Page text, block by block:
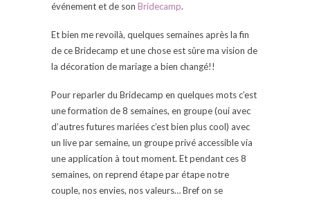
événement et de son Bridecamp.
Et bien me revoilà, quelques semaines après la fin
de ce Bridecamp et une chose est sûre ma vision de
la décoration de mariage a bien changé!!
Pour reparler du Bridecamp en quelques mots c’est
une formation de 8 semaines, en groupe (oui avec
d’autres futures mariées c’est bien plus cool) avec
un live par semaine, un groupe privé accessible via
une application à tout moment. Et pendant ces 8
semaines, on reprend étape par étape notre
couple, nos envies, nos valeurs… Bref on se